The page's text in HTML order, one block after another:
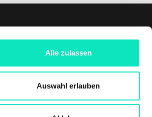
Alle zulassen
Auswahl erlauben
Sie uns auf